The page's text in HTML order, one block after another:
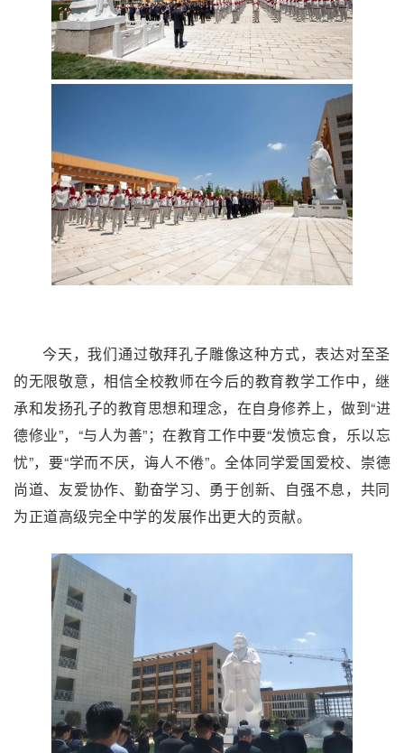
今天，我们通过敬拜孔子雕像这种方式，表达对至圣
的无限敬意，相信全校教师在今后的教育教学工作中，继
承和发扬孔子的教育思想和理念，在自身修养上，做到“进
德修业”，“与人为善”；在教育工作中要“发愤忘食，乐以忘
忧”，要“学而不厌，诲人不倦”。全体同学爱国爱校、崇德
尚道、友爱协作、勤奋学习、勇于创新、自强不息，共同
为正道高级完全中学的发展作出更大的贡献。